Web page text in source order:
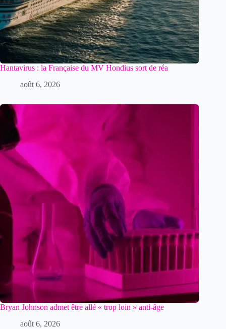
Hantavirus : la Française du MV Hondius sort de réa
août 6, 2026
Bryan Johnson admet être allé « trop loin » anti-âge
août 6, 2026